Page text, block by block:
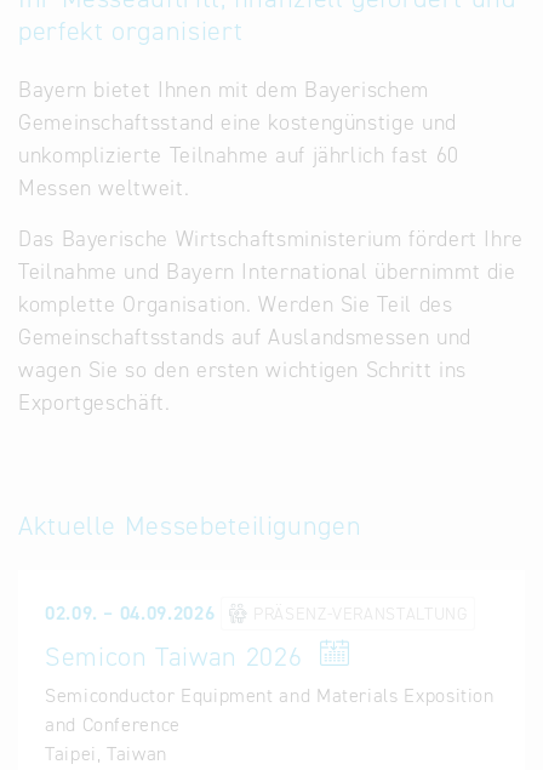
perfekt organisiert
Bayern bietet Ihnen mit dem Bayerischem
Gemeinschaftsstand eine kostengünstige und
unkomplizierte Teilnahme auf jährlich fast 60
Messen weltweit.
Das Bayerische Wirtschaftsministerium fördert Ihre
Teilnahme und Bayern International übernimmt die
komplette Organisation. Werden Sie Teil des
Gemeinschaftsstands auf Auslandsmessen und
wagen Sie so den ersten wichtigen Schritt ins
Exportgeschäft.
Aktuelle Messebeteiligungen
02.09. – 04.09.2026 PRÄSENZ-VERANSTALTUNG
Semicon Taiwan 2026
Semiconductor Equipment and Materials Exposition
and Conference
Taipei, Taiwan